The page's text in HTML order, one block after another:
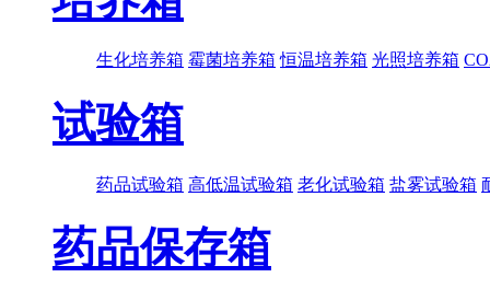
生化培养箱 霉菌培养箱 恒温培养箱 光照培养箱
试验箱
药品试验箱 高低温试验箱 老化试验箱 盐雾试验箱
药品保存箱